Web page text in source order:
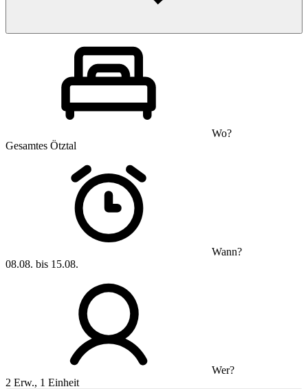
Wo?
Gesamtes Ötztal
Wann?
08.08. bis 15.08.
Wer?
2 Erw., 1 Einheit